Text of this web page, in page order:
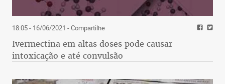
18:05 - 16/06/2021 - Compartilhe
Ivermectina em altas doses pode causar
intoxicação e até convulsão